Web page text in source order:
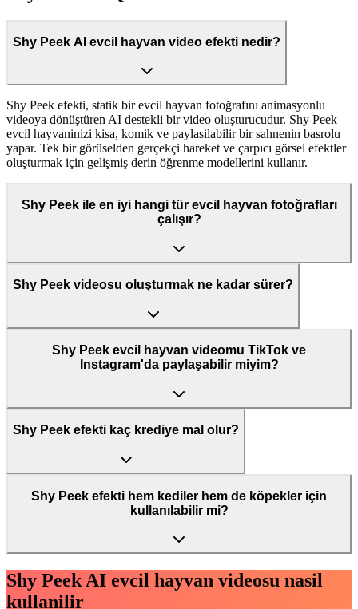
Shy Peek AI evcil hayvan video efekti nedir?
Shy Peek efekti, statik bir evcil hayvan fotoğrafını animasyonlu
videoya dönüştüren AI destekli bir video oluşturucudur. Shy Peek
evcil hayvaninizi kisa, komik ve paylasilabilir bir sahnenin basrolu
yapar. Tek bir görüselden gerçekçi hareket ve çarpıcı görsel efektler
oluşturmak için gelişmiş derin öğrenme modellerini kullanır.
Shy Peek ile en iyi hangi tür evcil hayvan fotoğrafları
çalışır?
Shy Peek videosu oluşturmak ne kadar sürer?
Shy Peek evcil hayvan videomu TikTok ve
Instagram'da paylaşabilir miyim?
Shy Peek efekti kaç krediye mal olur?
Shy Peek efekti hem kediler hem de köpekler için
kullanılabilir mi?
Shy Peek AI evcil hayvan videosu nasil
kullanilir